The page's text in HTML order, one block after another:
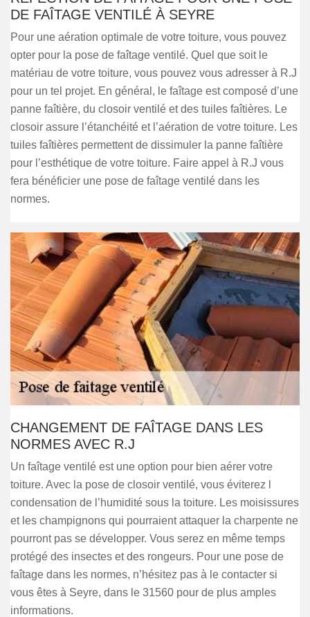
DE FAÎTAGE VENTILÉ À SEYRE
Pour une aération optimale de votre toiture, vous pouvez
opter pour la pose de faîtage ventilé. Quel que soit le
matériau de votre toiture, vous pouvez vous adresser à R.J
pour un tel projet. En général, le faîtage est composé d’une
panne faîtière, du closoir ventilé et des tuiles faîtières. Le
closoir assure l’étanchéité et l’aération de votre toiture. Les
tuiles faîtières permettent de dissimuler la panne faîtière
pour l’esthétique de votre toiture. Faire appel à R.J vous
fera bénéficier une pose de faîtage ventilé dans les
normes.
CHANGEMENT DE FAÎTAGE DANS LES
NORMES AVEC R.J
Un faîtage ventilé est une option pour bien aérer votre
toiture. Avec la pose de closoir ventilé, vous éviterez l
condensation de l’humidité sous la toiture. Les moisissures
et les champignons qui pourraient attaquer la charpente ne
pourront pas se développer. Vous serez en même temps
protégé des insectes et des rongeurs. Pour une pose de
faîtage dans les normes, n’hésitez pas à le contacter si
vous êtes à Seyre, dans le 31560 pour de plus amples
informations.